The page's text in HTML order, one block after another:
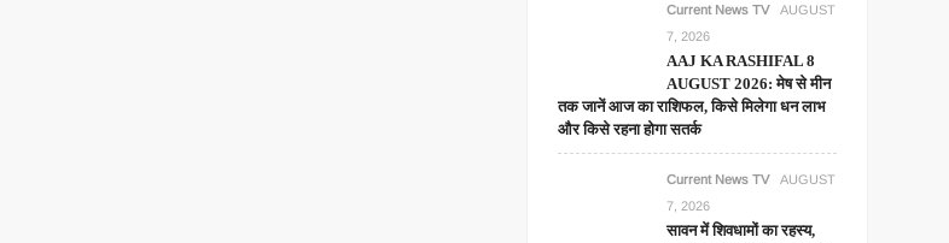
Current News TV
AUGUST
7, 2026
AAJ KA RASHIFAL 8
AUGUST 2026: मेष से मीन
तक जानें आज का राशिफल, किसे मिलेगा धन लाभ
और किसे रहना होगा सतर्क
Current News TV
AUGUST
7, 2026
सावन में शिवधामों का रहस्य,